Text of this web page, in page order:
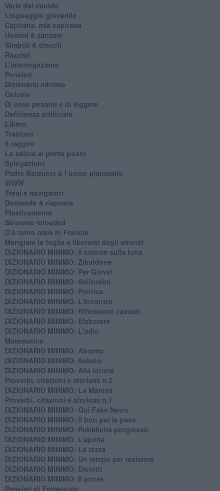
Varie dal mondo
​Linguaggio giovanile
​Capitana, mia capitana
Uomini & zanzare
​Simboli & diavoli
Razzisti
​L’interrogazione
Pensieri
​Dizionario minimo
Gelosia
Di cose pesanti e di leggere
​Deficienza artificiale
Libero
Trasloco
Il raggiro
​La salute al primo posto
Spiegazioni
Padre Balducci & l’uomo planetario
WWW
​Treni e navigatori
​Domande & risposte
​Plasticamente
Sanremo reloaded
C’è tanto male in Francia
​Mangiare la foglia e liberarsi dagli stronzi
DIZIONARIO MINIMO: Il cotone sulla luna
DIZIONARIO MINIMO: Zibaldone
DIZIONARIO MINIMO: Per Giove!
DIZIONARIO MINIMO: Solitudini
DIZIONARIO MINIMO: Politica
DIZIONARIO MINIMO: L'incontro
DIZIONARIO MINIMO: Riflessioni casuali
DIZIONARIO MINIMO: Elaborare
DIZIONARIO MINIMO: L'odio
​Matematica
DIZIONARIO MINIMO: Abramo
DIZIONARIO MINIMO: Sabato
​DIZIONARIO MINIMO: Alla lettera
Proverbi, citazioni e aforismi n.2
DIZIONARIO MINIMO: La Manina
​Proverbi, citazioni e aforismi n.1
DIZIONARIO MINIMO: Qui Fake News
DIZIONARIO MINIMO: ​Il bon per la pace
DIZIONARIO MINIMO: Pubblicità progresso
DIZIONARIO MINIMO: L’aporìa
DIZIONARIO MINIMO: La razza
DIZIONARIO MINIMO: Un tempo per resistere
DIZIONARIO MINIMO: Diciotti
DIZIONARIO MINIMO: Il ponte
Pensieri di Ferragosto